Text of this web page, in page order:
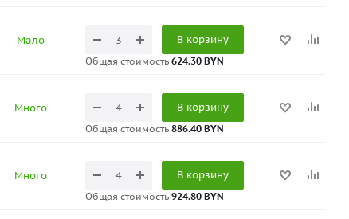
Мало В корзину
Общая стоимость 624.30 BYN
Много В корзину
Общая стоимость 886.40 BYN
Много В корзину
Общая стоимость 924.80 BYN